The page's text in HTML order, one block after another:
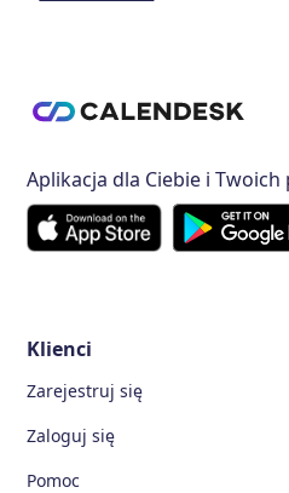
Aplikacja dla Ciebie i
Klienci
Zarejestruj się
Zaloguj się
Pomoc